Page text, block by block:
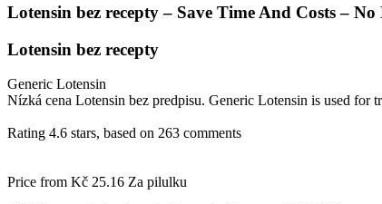
Lotensin bez recepty – Save Time And Costs –
Lotensin bez recepty
Generic Lotensin
Nízká cena Lotensin bez predpisu. Generic Lotensin is used for
Rating 4.6 stars, based on 263 comments
Price from Kč 25.16 Za pilulku